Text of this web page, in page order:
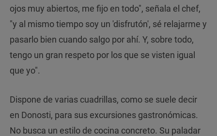
ojos muy abiertos, me fijo en todo", señala el chef,
"y al mismo tiempo soy un 'disfrutón', sé relajarme y
pasarlo bien cuando salgo por ahí. Y, sobre todo,
tengo un gran respeto por los que se visten igual
que yo".
Dispone de varias cuadrillas, como se suele decir
en Donosti, para sus excursiones gastronómicas.
No busca un estilo de cocina concreto. Su paladar